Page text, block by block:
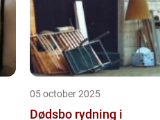
05 october 2025
Dødsbo rydning i